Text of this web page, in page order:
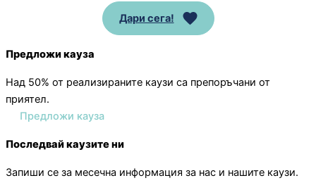
Дари сега!
Предложи кауза
Над 50% от реализираните каузи са препоръчани от
приятел.
Предложи кауза
Последвай каузите ни
Запиши се за месечна информация за нас и нашите каузи.